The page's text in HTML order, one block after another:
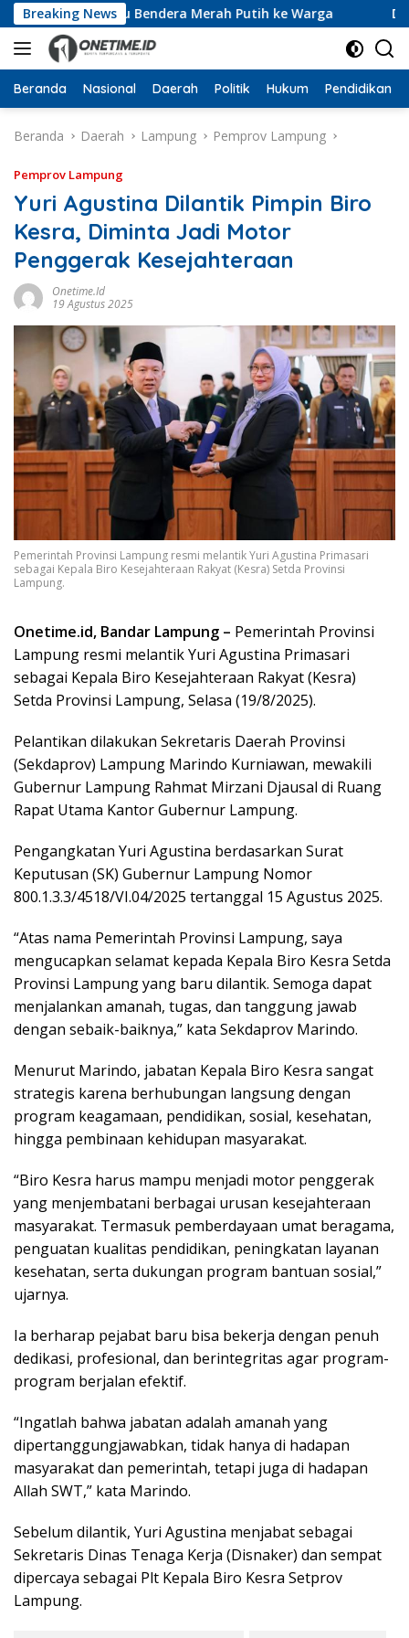
Langsung
ke
konten
Breaking News
10 Ribu Bendera Merah Putih ke Warga Dari
Beranda Nasional Daerah Politik Hukum Pendidikan
Beranda Daerah Lampung Pemprov Lampung
Pemprov Lampung
Yuri Agustina Dilantik Pimpin Biro
Kesra, Diminta Jadi Motor
Penggerak Kesejahteraan
Onetime.id
19 Agustus 2025
Pemerintah Provinsi Lampung resmi melantik Yuri Agustina Primasari
sebagai Kepala Biro Kesejahteraan Rakyat (Kesra) Setda Provinsi
Lampung.
Onetime.id, Bandar Lampung – Pemerintah Provinsi
Lampung resmi melantik Yuri Agustina Primasari
sebagai Kepala Biro Kesejahteraan Rakyat (Kesra)
Setda Provinsi Lampung, Selasa (19/8/2025).
Pelantikan dilakukan Sekretaris Daerah Provinsi
(Sekdaprov) Lampung Marindo Kurniawan, mewakili
Gubernur Lampung Rahmat Mirzani Djausal di Ruang
Rapat Utama Kantor Gubernur Lampung.
Pengangkatan Yuri Agustina berdasarkan Surat
Keputusan (SK) Gubernur Lampung Nomor
800.1.3.3/4518/VI.04/2025 tertanggal 15 Agustus 2025.
“Atas nama Pemerintah Provinsi Lampung, saya
mengucapkan selamat kepada Kepala Biro Kesra Setda
Provinsi Lampung yang baru dilantik. Semoga dapat
menjalankan amanah, tugas, dan tanggung jawab
dengan sebaik-baiknya,” kata Sekdaprov Marindo.
Menurut Marindo, jabatan Kepala Biro Kesra sangat
strategis karena berhubungan langsung dengan
program keagamaan, pendidikan, sosial, kesehatan,
hingga pembinaan kehidupan masyarakat.
“Biro Kesra harus mampu menjadi motor penggerak
yang menjembatani berbagai urusan kesejahteraan
masyarakat. Termasuk pemberdayaan umat beragama,
penguatan kualitas pendidikan, peningkatan layanan
kesehatan, serta dukungan program bantuan sosial,”
ujarnya.
Ia berharap pejabat baru bisa bekerja dengan penuh
dedikasi, profesional, dan berintegritas agar program-
program berjalan efektif.
“Ingatlah bahwa jabatan adalah amanah yang
dipertanggungjawabkan, tidak hanya di hadapan
masyarakat dan pemerintah, tetapi juga di hadapan
Allah SWT,” kata Marindo.
Sebelum dilantik, Yuri Agustina menjabat sebagai
Sekretaris Dinas Tenaga Kerja (Disnaker) dan sempat
dipercaya sebagai Plt Kepala Biro Kesra Setprov
Lampung.